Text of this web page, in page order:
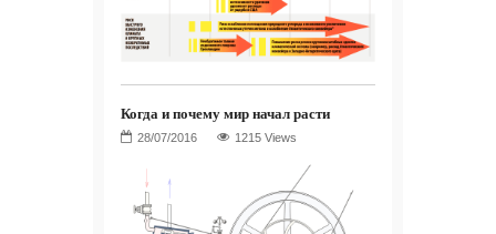
Когда и почему мир начал расти
1215 Views